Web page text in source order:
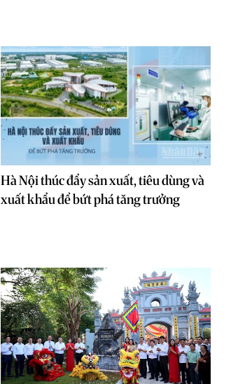
Hà Nội thúc đẩy sản xuất, tiêu dùng và
xuất khẩu để bứt phá tăng trưởng